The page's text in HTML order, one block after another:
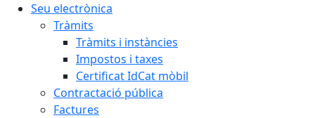
Seu electrònica
Tràmits
Tràmits i instàncies
Impostos i taxes
Certificat IdCat mòbil
Contractació pública
Factures